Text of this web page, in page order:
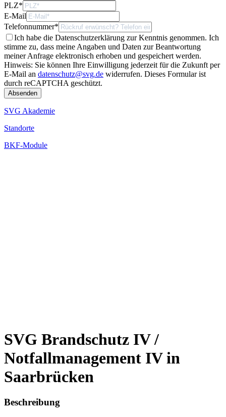
PLZ*
E-Mail
Telefonnummer*
Ich habe die Datenschutzerklärung zur Kenntnis genommen. Ich
stimme zu, dass meine Angaben und Daten zur Beantwortung
meiner Anfrage elektronisch erhoben und gespeichert werden.
Hinweis: Sie können Ihre Einwilligung jederzeit für die Zukunft per
E-Mail an datenschutz@svg.de widerrufen. Dieses Formular ist
durch reCAPTCHA geschützt.
SVG Akademie
Standorte
BKF-Module
SVG Brandschutz IV /
Notfallmanagement IV in
Saarbrücken
Beschreibung